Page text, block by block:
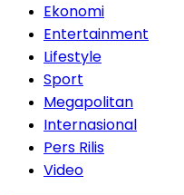
Ekonomi
Entertainment
Lifestyle
Sport
Megapolitan
Internasional
Pers Rilis
Video